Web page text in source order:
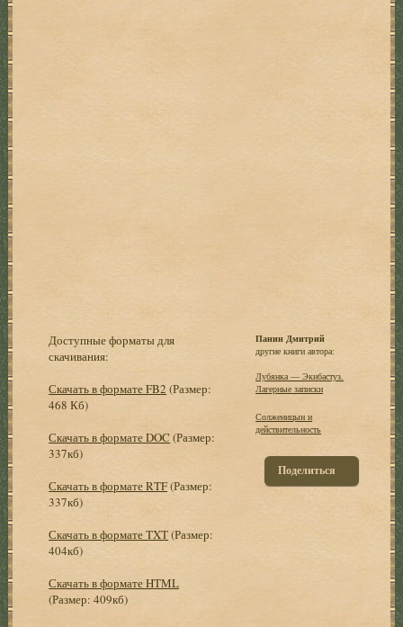
Доступные форматы для
скачивания:
Скачать в формате FB2 (Размер:
468 Кб)
Скачать в формате DOC (Размер:
337кб)
Скачать в формате RTF(Размер:
337кб)
Скачать в формате TXT(Размер:
404кб)
Скачать в формате HTML
(Размер: 409кб)
Панин Дмитрий
другие книги автора:
Лубянка — Экибастуз.
Лагерные записки
Солженицын и
действительность
Поделиться